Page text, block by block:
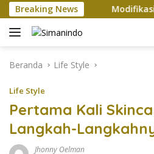
Langsung
ke
konten
Breaking News
Jinping Modifikasi Ayla
Beranda Life Style
Life Style
Pertama Kali
Langkah-
Jhonny Oelman